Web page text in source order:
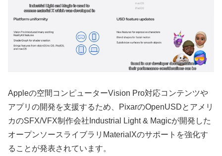
Appleの空間コンピューターVision Pro対応コンテンツや
アプリの開発を支援するため、PixarのOpenUSDとアメリ
カのSFX/VFX制作会社Industrial Light & Magicが開発した
オープンソースライブラリMaterialXのサポートを強化す
ることが発表されています。